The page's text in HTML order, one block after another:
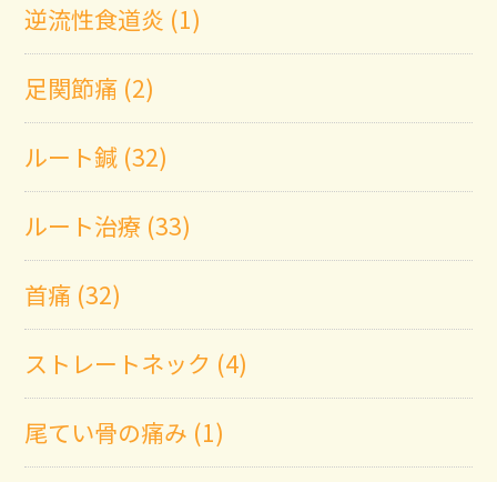
逆流性食道炎 (1)
足関節痛 (2)
ルート鍼 (32)
ルート治療 (33)
首痛 (32)
ストレートネック (4)
尾てい骨の痛み (1)